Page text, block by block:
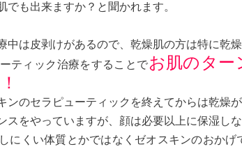
でも出来ますか？と聞かれます。
中は皮剥けがあるので、乾燥肌の方は特に乾
ティック治療をすることでお肌のター
ンのセラピューティックを終えてからは乾燥
スをやっていますが、顔は必要以上に保湿し
にくい体質とかではなくゼオスキンのおか